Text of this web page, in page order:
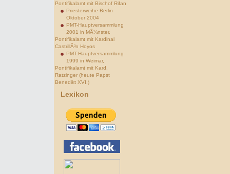
Pontifikalamt mit Bischof Rifan
Priesterweihe Berlin
Oktober 2004
PMT-Hauptversammlung
2001 in MÃ¼nster,
Pontifikalamt mit Kardinal
CastrillÃ³n Hoyos
PMT-Hauptversammlung
1999 in Weimar,
Pontifikalamt mit Kard.
Ratzinger (heute Papst
Benedikt XVI.)
Lexikon